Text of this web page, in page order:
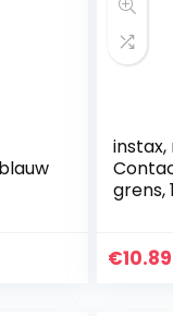
instax,
grens,
€10.89